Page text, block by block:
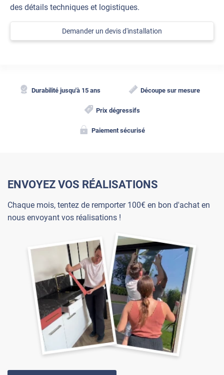
des détails techniques et logistiques.
Demander un devis d'installation
Durabilité jusqu'à 15 ans Découpe sur mesure
Prix dégressifs
Paiement sécurisé
ENVOYEZ VOS RÉALISATIONS
Chaque mois, tentez de remporter 100€ en bon d'achat en
nous envoyant vos réalisations !